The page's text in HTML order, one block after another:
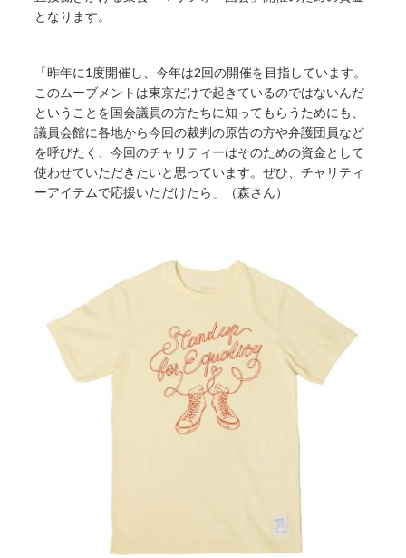
となります。
「昨年に1度開催し、今年は2回の開催を目指しています。
このムーブメントは東京だけで起きているのではないんだ
ということを国会議員の方たちに知ってもらうためにも、
議員会館に各地から今回の裁判の原告の方や弁護団員など
を呼びたく、今回のチャリティーはそのための資金として
使わせていただきたいと思っています。ぜひ、チャリティ
ーアイテムで応援いただけたら」（森さん）